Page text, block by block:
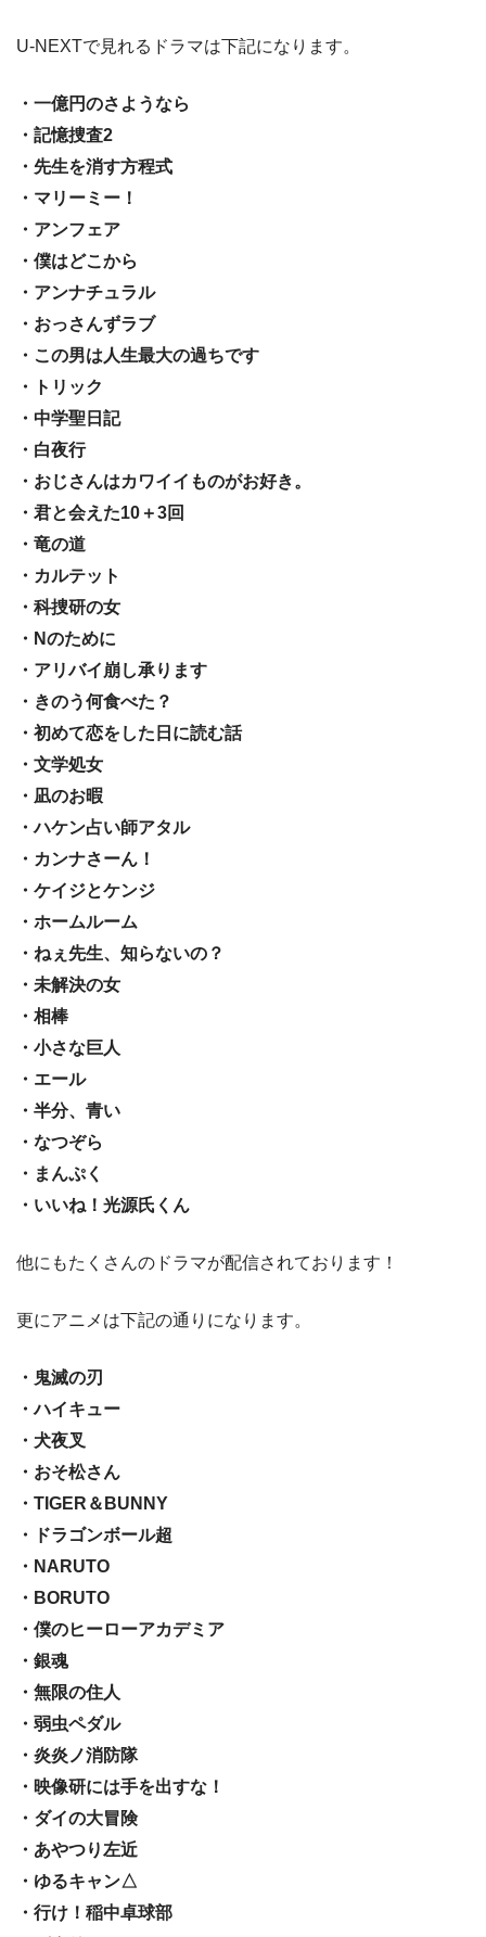
U-NEXTで見れるドラマは下記になります。
・一億円のさようなら
・記憶捜査2
・先生を消す方程式
・マリーミー！
・アンフェア
・僕はどこから
・アンナチュラル
・おっさんずラブ
・この男は人生最大の過ちです
・トリック
・中学聖日記
・白夜行
・おじさんはカワイイものがお好き。
・君と会えた10＋3回
・竜の道
・カルテット
・科捜研の女
・Nのために
・アリバイ崩し承ります
・きのう何食べた？
・初めて恋をした日に読む話
・文学処女
・凪のお暇
・ハケン占い師アタル
・カンナさーん！
・ケイジとケンジ
・ホームルーム
・ねぇ先生、知らないの？
・未解決の女
・相棒
・小さな巨人
・エール
・半分、青い
・なつぞら
・まんぷく
・いいね！光源氏くん
他にもたくさんのドラマが配信されております！
更にアニメは下記の通りになります。
・鬼滅の刃
・ハイキュー
・犬夜叉
・おそ松さん
・TIGER＆BUNNY
・ドラゴンボール超
・NARUTO
・BORUTO
・僕のヒーローアカデミア
・銀魂
・無限の住人
・弱虫ペダル
・炎炎ノ消防隊
・映像研には手を出すな！
・ダイの大冒険
・あやつり左近
・ゆるキャン△
・行け！稲中卓球部